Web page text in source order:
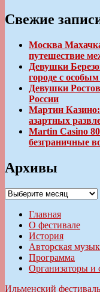
Свежие
Москва
путешествие
Девушки
городе с
Девушки
России
Мартин
азартных
Martin Casino
безграничные
Архивы
Архивы
Главная
О фестивале
История
Авторская
Программа
Организаторы и
Ильменский